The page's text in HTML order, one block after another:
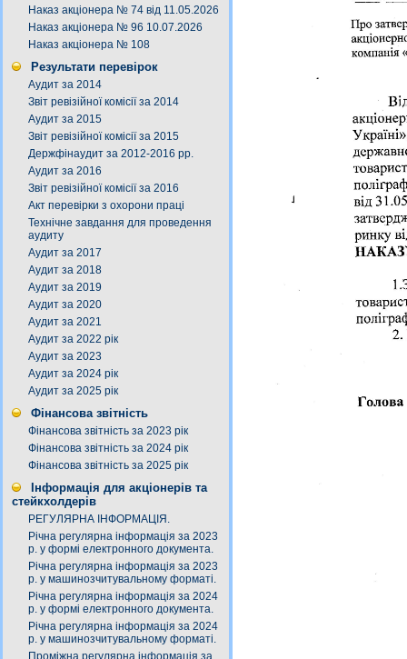
Наказ акціонера № 74 від 11.05.2026
Наказ акціонера № 96 10.07.2026
Наказ акціонера № 108
Результати перевірок
Аудит за 2014
Звіт ревізійної комісії за 2014
Аудит за 2015
Звіт ревізійної комісії за 2015
Держфінаудит за 2012-2016 рр.
Аудит за 2016
Звіт ревізійної комісії за 2016
Акт перевірки з охорони праці
Технічне завдання для проведення
аудиту
Аудит за 2017
Аудит за 2018
Аудит за 2019
Аудит за 2020
Аудит за 2021
Аудит за 2022 рік
Аудит за 2023
Аудит за 2024 рік
Аудит за 2025 рік
Фінансова звітність
Фінансова звітність за 2023 рік
Фінансова звітність за 2024 рік
Фінансова звітність за 2025 рік
Інформація для акціонерів та
стейкхолдерів
РЕГУЛЯРНА ІНФОРМАЦІЯ.
Річна регулярна інформація за 2023
р. у формі електронного документа.
Річна регулярна інформація за 2023
р. у машинозчитувальному форматі.
Річна регулярна інформація за 2024
р. у формі електронного документа.
Річна регулярна інформація за 2024
р. у машинозчитувальному форматі.
Проміжна регулярна інформація за